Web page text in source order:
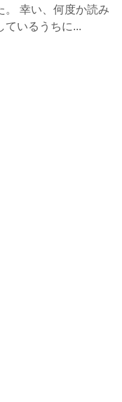
。 幸い、何度か読み
ているうちに...